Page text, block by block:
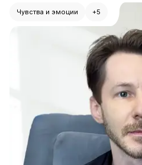
Чувства и эмоции +5